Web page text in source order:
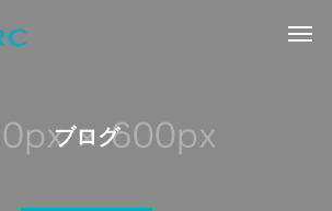
ブログ